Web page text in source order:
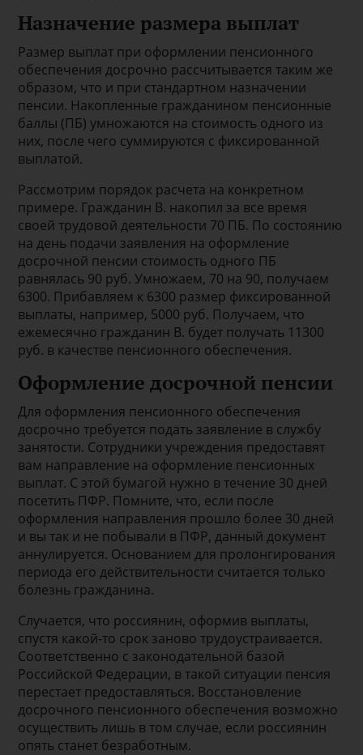
Назначение размера выплат
Размер выплат при оформлении пенсионного
обеспечения досрочно рассчитывается таким же
образом, что и при стандартном назначении
пенсии. Накопленные гражданином пенсионные
баллы (ПБ) умножаются на стоимость одного из
них, после чего суммируются с фиксированной
выплатой.
Рассмотрим порядок расчета на конкретном
примере. Гражданин В. накопил за все время
своей трудовой деятельности 70 ПБ. По состоянию
на день подачи заявления на оформление
досрочной пенсии стоимость одного ПБ
равнялась 90 руб. Умножаем, 70 на 90, получаем
6300. Прибавляем к 6300 размер фиксированной
выплаты, например, 5000 руб. Получаем, что
ежемесячно гражданин В. будет получать 11300
руб. в качестве пенсионного обеспечения.
Оформление досрочной пенсии
Для оформления пенсионного обеспечения
досрочно требуется подать заявление в службу
занятости. Сотрудники учреждения предоставят
вам направление на оформление пенсионных
выплат. С этой бумагой нужно в течение 30 дней
посетить ПФР. Помните, что, если после
оформления направления прошло более 30 дней
и вы так и не побывали в ПФР, данный документ
аннулируется. Основанием для пролонгирования
периода его действительности считается только
болезнь гражданина.
Случается, что россиянин, оформив выплаты,
спустя какой-то срок заново трудоустраивается.
Соответственно с законодательной базой
Российской Федерации, в такой ситуации пенсия
перестает предоставляться. Восстановление
досрочного пенсионного обеспечения возможно
осуществить лишь в том случае, если россиянин
опять станет безработным.